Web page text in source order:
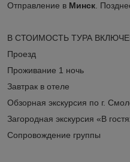
Отправление в Минск .
В СТОИМОСТЬ ТУРА
Проезд
Проживание 1 ночь
Завтрак в отеле
Обзорная экскурсия по г.
Загородная экскурсия «В
Сопровождение группы